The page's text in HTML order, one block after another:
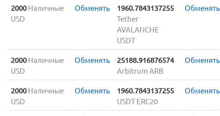
2000 Наличные
USD
Обменять
1960.7843137255
Tether
AVALANCHE
USDT
Обменять
2000 Наличные
USD
Обменять
25188.916876574
Arbitrum ARB
Обменять
2000 Наличные
USD
Обменять
1960.7843137255
USDT ERC20
Обменять